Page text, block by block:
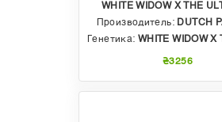
WHITE WIDOW X THE
Производитель: DUTCH
Генетика: WHITE WIDOW X THE
₴3256